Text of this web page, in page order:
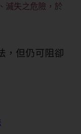
滅失之危險，於
，但仍可阻卻